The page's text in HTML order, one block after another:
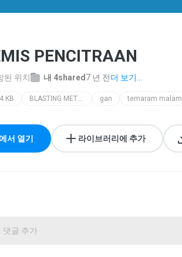
PENCITRAAN
된 위치 내 4shared 7 년 전더 보기...
KB BLASTING METAL PUNK gan temaram malam
서 열기 라이브러리에 추가
댓글 추가